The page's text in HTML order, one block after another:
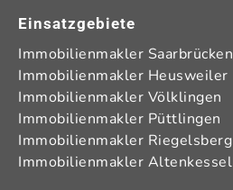
Einsatzgebiete
Immobilienmakler Saarbrücken
Immobilienmakler Heusweiler
Immobilienmakler Völklingen
Immobilienmakler Püttlingen
Immobilienmakler Riegelsberg
Immobilienmakler Altenkessel